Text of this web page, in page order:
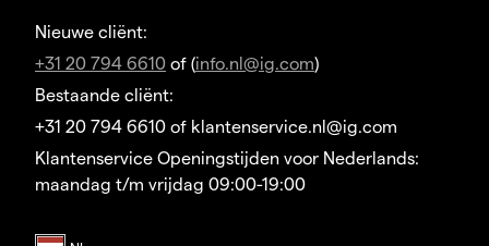
Nieuwe cliënt:
+31 20 794 6610 of (info.nl@ig.com)
Bestaande cliënt:
+31 20 794 6610 of klantenservice.nl@ig.com
Klantenservice Openingstijden voor Nederlands:
maandag t/m vrijdag 09:00-19:00